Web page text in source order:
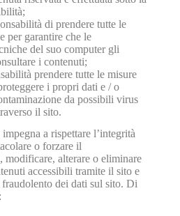
di prendere tutte le
per garantire che le
del suo computer gli
i contenuti;
prendere tutte le misure
i propri dati e / o
da possibili virus
il sito.
a rispettare l’integrità
o forzare il
modificare, alterare o eliminare
accessibili tramite il sito e
dei dati sul sito. Di